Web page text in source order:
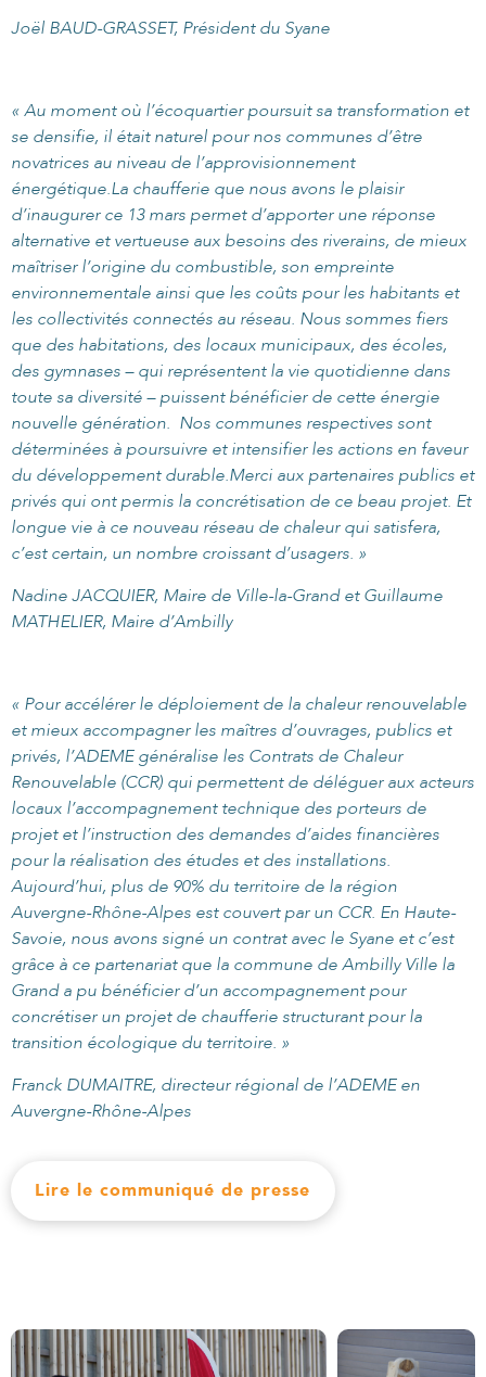
Joël BAUD-GRASSET, Président du Syane
« Au moment où l’écoquartier poursuit sa transformation et
se densifie, il était naturel pour nos communes d’être
novatrices au niveau de l’approvisionnement
énergétique.La chaufferie que nous avons le plaisir
d’inaugurer ce 13 mars permet d’apporter une réponse
alternative et vertueuse aux besoins des riverains, de mieux
maîtriser l’origine du combustible, son empreinte
environnementale ainsi que les coûts pour les habitants et
les collectivités connectés au réseau. Nous sommes fiers
que des habitations, des locaux municipaux, des écoles,
des gymnases – qui représentent la vie quotidienne dans
toute sa diversité – puissent bénéficier de cette énergie
nouvelle génération. Nos communes respectives sont
déterminées à poursuivre et intensifier les actions en faveur
du développement durable.Merci aux partenaires publics et
privés qui ont permis la concrétisation de ce beau projet. Et
longue vie à ce nouveau réseau de chaleur qui satisfera,
c’est certain, un nombre croissant d’usagers. »
Nadine JACQUIER, Maire de Ville-la-Grand et Guillaume
MATHELIER, Maire d’Ambilly
« Pour accélérer le déploiement de la chaleur renouvelable
et mieux accompagner les maîtres d’ouvrages, publics et
privés, l’ADEME généralise les Contrats de Chaleur
Renouvelable (CCR) qui permettent de déléguer aux acteurs
locaux l’accompagnement technique des porteurs de
projet et l’instruction des demandes d’aides financières
pour la réalisation des études et des installations.
Aujourd’hui, plus de 90% du territoire de la région
Auvergne-Rhône-Alpes est couvert par un CCR. En Haute-
Savoie, nous avons signé un contrat avec le Syane et c’est
grâce à ce partenariat que la commune de Ambilly Ville la
Grand a pu bénéficier d’un accompagnement pour
concrétiser un projet de chaufferie structurant pour la
transition écologique du territoire. »
Franck DUMAITRE, directeur régional de l’ADEME en
Auvergne-Rhône-Alpes
Lire le communiqué de presse